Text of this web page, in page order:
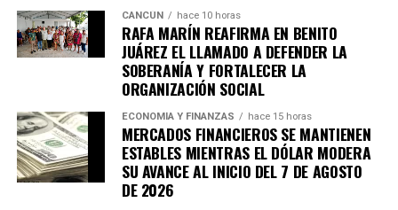
CANCÚN hace 10 horas
RAFA MARÍN REAFIRMA EN BENITO
JUÁREZ EL LLAMADO A DEFENDER LA
SOBERANÍA Y FORTALECER LA
ORGANIZACIÓN SOCIAL
ECONOMÍA Y FINANZAS hace 15 horas
MERCADOS FINANCIEROS SE MANTIENEN
ESTABLES MIENTRAS EL DÓLAR MODERA
SU AVANCE AL INICIO DEL 7 DE AGOSTO
DE 2026